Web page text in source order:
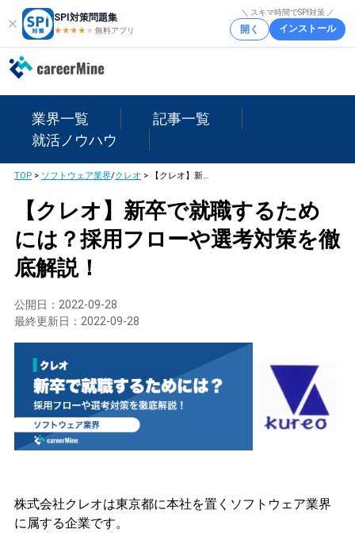
SPI対策問題集
★★★★ ★★
無料アプリ
＼ スキマ時間でSPI対策 ／
開く インストール
業界一覧
記事一覧
就活ノウハウ
TOP> ソフトウェア業界/クレオ > 【クレオ】新卒で就職するためには？採用フローや選考対策を徹底解説！
【クレオ】新卒で就職するため
には？採用フローや選考対策を徹
底解説！
公開日： 2022-09-28
最終更新日： 2022-09-28
株式会社クレオは東京都に本社を置くソフトウェア業界
に属する企業です。